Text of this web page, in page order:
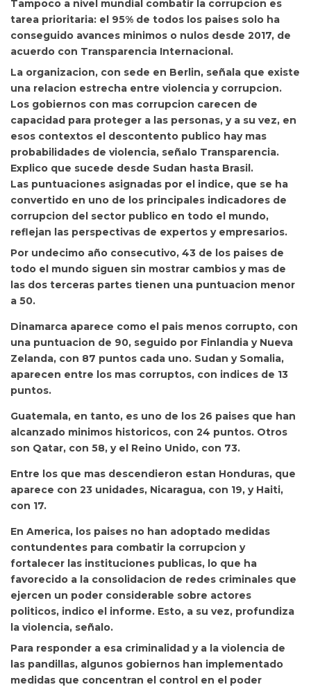
Tampoco a nivel mundial combatir la corrupcion es
tarea prioritaria: el 95% de todos los paises solo ha
conseguido avances minimos o nulos desde 2017, de
acuerdo con Transparencia Internacional.
La organizacion, con sede en Berlin, señala que existe
una relacion estrecha entre violencia y corrupcion.
Los gobiernos con mas corrupcion carecen de
capacidad para proteger a las personas, y a su vez, en
esos contextos el descontento publico hay mas
probabilidades de violencia, señalo Transparencia.
Explico que sucede desde Sudan hasta Brasil.
Las puntuaciones asignadas por el indice, que se ha
convertido en uno de los principales indicadores de
corrupcion del sector publico en todo el mundo,
reflejan las perspectivas de expertos y empresarios.
Por undecimo año consecutivo, 43 de los paises de
todo el mundo siguen sin mostrar cambios y mas de
las dos terceras partes tienen una puntuacion menor
a 50.
Dinamarca aparece como el pais menos corrupto, con
una puntuacion de 90, seguido por Finlandia y Nueva
Zelanda, con 87 puntos cada uno. Sudan y Somalia,
aparecen entre los mas corruptos, con indices de 13
puntos.
Guatemala, en tanto, es uno de los 26 paises que han
alcanzado minimos historicos, con 24 puntos. Otros
son Qatar, con 58, y el Reino Unido, con 73.
Entre los que mas descendieron estan Honduras, que
aparece con 23 unidades, Nicaragua, con 19, y Haiti,
con 17.
En America, los paises no han adoptado medidas
contundentes para combatir la corrupcion y
fortalecer las instituciones publicas, lo que ha
favorecido a la consolidacion de redes criminales que
ejercen un poder considerable sobre actores
politicos, indico el informe. Esto, a su vez, profundiza
la violencia, señalo.
Para responder a esa criminalidad y a la violencia de
las pandillas, algunos gobiernos han implementado
medidas que concentran el control en el poder